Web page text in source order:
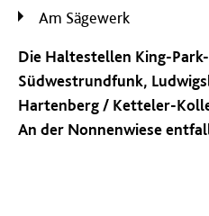
Am Sägewerk
Die Haltestellen King-
Südwestrundfunk,
Hartenberg / Ketteler-
An der Nonnenwiese